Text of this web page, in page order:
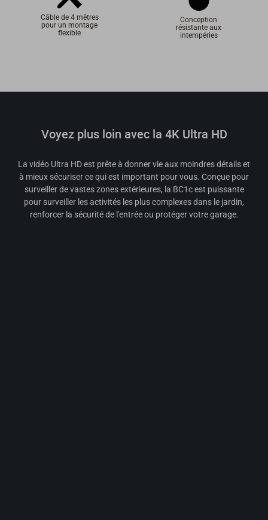
Câble de 4 mètres
pour un montage
flexible
Conception
résistante aux
intempéries
Voyez plus loin avec la 4K Ultra HD
La vidéo Ultra HD est prête à donner vie aux moindres détails et
à mieux sécuriser ce qui est important pour vous. Conçue pour
surveiller de vastes zones extérieures, la BC1c est puissante
pour surveiller les activités les plus complexes dans le jardin,
renforcer la sécurité de l'entrée ou protéger votre garage.